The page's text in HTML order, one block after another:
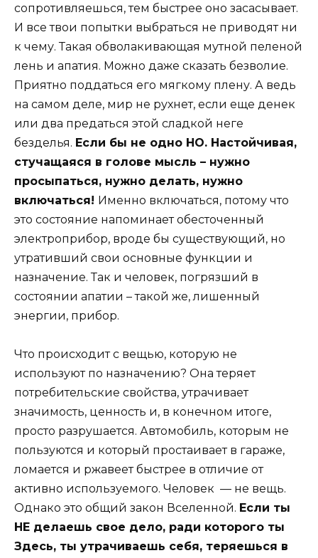
сопротивляешься, тем быстрее оно засасывает.
И все твои попытки выбраться не приводят ни
к чему. Такая обволакивающая мутной пеленой
лень и апатия. Можно даже сказать безволие.
Приятно поддаться его мягкому плену. А ведь
на самом деле, мир не рухнет, если еще денек
или два предаться этой сладкой неге
безделья. Если бы не одно НО. Настойчивая,
стучащаяся в голове мысль – нужно
просыпаться, нужно делать, нужно
включаться! Именно включаться, потому что
это состояние напоминает обесточенный
электроприбор, вроде бы существующий, но
утративший свои основные функции и
назначение. Так и человек, погрязший в
состоянии апатии – такой же, лишенный
энергии, прибор.
Что происходит с вещью, которую не
используют по назначению? Она теряет
потребительские свойства, утрачивает
значимость, ценность и, в конечном итоге,
просто разрушается. Автомобиль, которым не
пользуются и который простаивает в гараже,
ломается и ржавеет быстрее в отличие от
активно используемого. Человек — не вещь.
Однако это общий закон Вселенной. Если ты
НЕ делаешь свое дело, ради которого ты
Здесь, ты утрачиваешь себя, теряешься в